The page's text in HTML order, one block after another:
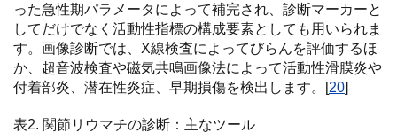
った急性期パラメータによって補完され、診断マーカーと
してだけでなく活動性指標の構成要素としても用いられま
す。画像診断では、X線検査によってびらんを評価するほ
か、超音波検査や磁気共鳴画像法によって活動性滑膜炎や
付着部炎、潜在性炎症、早期損傷を検出します。[20]
表2. 関節リウマチの診断：主なツール